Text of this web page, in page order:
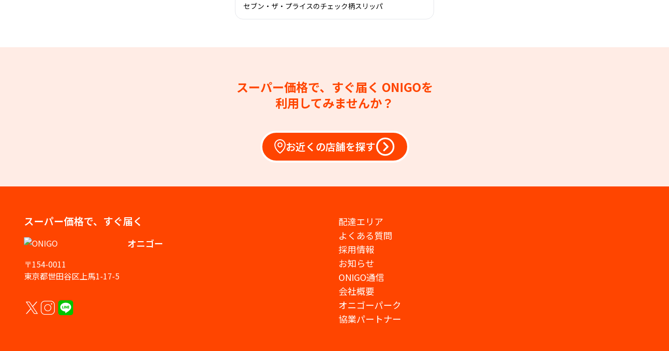
セブン・ザ・プライスのチェック柄スリッパ
スーパー価格で、すぐ届く ONIGOを
利用してみませんか？
お近くの店舗を探す
スーパー価格で、すぐ届く
オニゴー
〒154-0011
東京都世田谷区上馬1-17-5
配達エリア
よくある質問
採用情報
お知らせ
ONIGO通信
会社概要
オニゴーパーク
協業パートナー